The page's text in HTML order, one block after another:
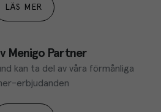
LÄS MER
Menigo Partner
kan ta del av våra förmånliga
erbjudanden